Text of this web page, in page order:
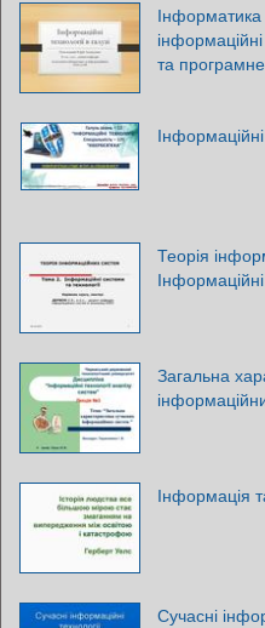
та
Теорія
Загальна
Інформація
Сучасні